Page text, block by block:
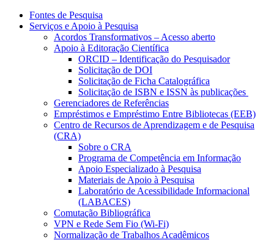
Fontes de Pesquisa
Serviços e Apoio à Pesquisa
Acordos Transformativos – Acesso aberto
Apoio à Editoração Científica
ORCID – Identificação do Pesquisador
Solicitação de DOI
Solicitação de Ficha Catalográfica
Solicitação de ISBN e ISSN às publicações
Gerenciadores de Referências
Empréstimos e Empréstimo Entre Bibliotecas (EEB)
Centro de Recursos de Aprendizagem e de Pesquisa
(CRA)
Sobre o CRA
Programa de Competência em Informação
Apoio Especializado à Pesquisa
Materiais de Apoio à Pesquisa
Laboratório de Acessibilidade Informacional
(LABACES)
Comutação Bibliográfica
VPN e Rede Sem Fio (Wi-Fi)
Normalização de Trabalhos Acadêmicos